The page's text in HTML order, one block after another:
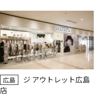
広島
ジ アウトレット広島
店